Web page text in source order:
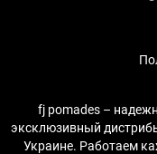
fj pomades –
эксклюзивный
Украине. Работаем